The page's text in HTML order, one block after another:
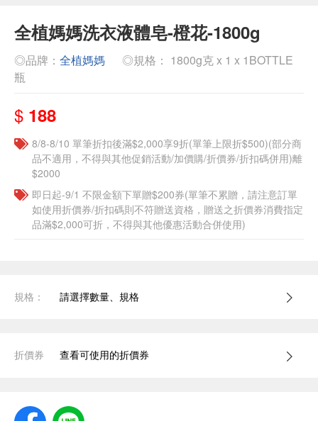
全植媽媽洗衣液體皂-橙花-1800g
◎品牌： 全植媽媽
◎規格： 1800g克 x 1 x 1BOTTLE
瓶
$ 188
8/8-8/10 單筆折扣後滿$2,000享9折(單筆上限折$500)(部分商
品不適用，不得與其他促銷活動/加價購/折價券/折扣碼併用)離
$2000
即日起-9/1 不限金額下單贈$200券(單筆不累贈，請注意訂單
如使用折價券/折扣碼則不符贈送資格，贈送之折價券消費指定
品滿$2,000可折，不得與其他優惠活動合併使用)
規格： 請選擇數量、規格
折價券 查看可使用的折價券